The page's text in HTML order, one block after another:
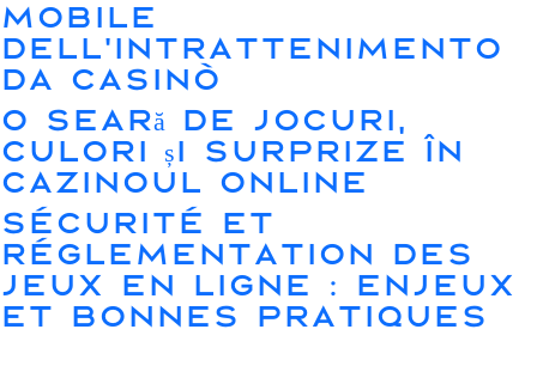
mobile
dell’intrattenimento
da casinò
O seară de jocuri,
culori și surprize în
cazinoul online
Sécurité et
réglementation des
jeux en ligne : enjeux
et bonnes pratiques